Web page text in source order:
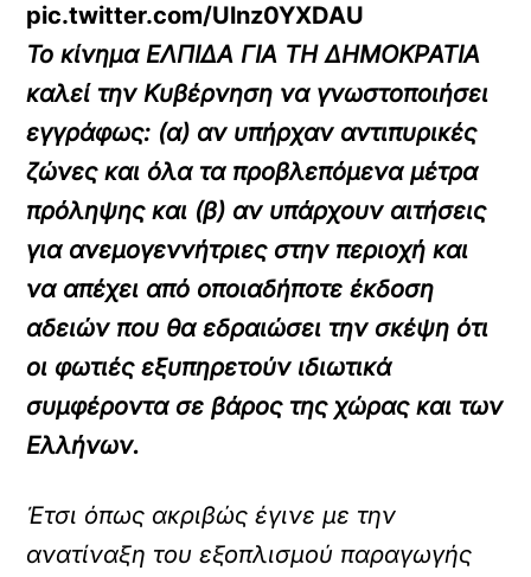
pic.twitter.com/Ulnz0YXDAU
Το κίνημα ΕΛΠΙΔΑ ΓΙΑ ΤΗ ΔΗΜΟΚΡΑΤΙΑ
καλεί την Κυβέρνηση να γνωστοποιήσει
εγγράφως: (α) αν υπήρχαν αντιπυρικές
ζώνες και όλα τα προβλεπόμενα μέτρα
πρόληψης και (β) αν υπάρχουν αιτήσεις
για ανεμογεννήτριες στην περιοχή και
να απέχει από οποιαδήποτε έκδοση
αδειών που θα εδραιώσει την σκέψη ότι
οι φωτιές εξυπηρετούν ιδιωτικά
συμφέροντα σε βάρος της χώρας και των
Ελλήνων.
Έτσι όπως ακριβώς έγινε με την
ανατίναξη του εξοπλισμού παραγωγής